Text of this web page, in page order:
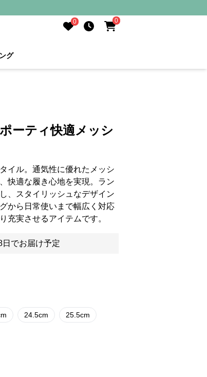
0 0
グ
ーティ快適メッシ
イル。通気性に優れたメッシ
快適な履き心地を実現。ラン
、スタイリッシュなデザイン
から日常使いまで幅広く対応
充実させるアイテムです。
日でお届け予定
24.5cm 25.5cm